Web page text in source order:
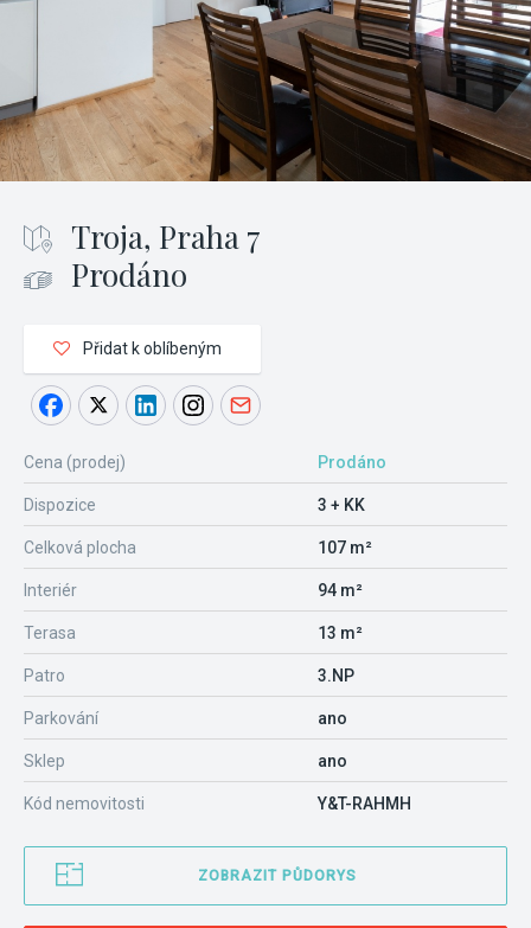
Troja, Praha 7
Prodáno
Přidat k oblíbeným
Cena (prodej) Prodáno
Dispozice 3 + KK
Celková plocha 107 m²
Interiér 94 m²
Terasa 13 m²
Patro 3.NP
Parkování ano
Sklep ano
Kód nemovitosti Y&T-RAHMH
ZOBRAZIT PŮDORYS